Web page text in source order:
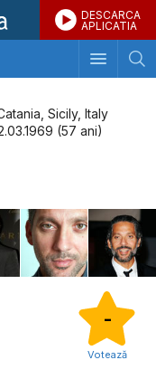
DESCARCA
APLICATIA
Sicily, Italy
(57 ani)
-
Votează